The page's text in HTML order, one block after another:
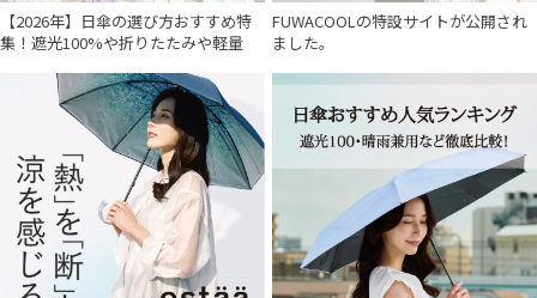
価格・割引率
在庫表示
【2026年】日傘の選び方おすすめ特
集！遮光100%や折りたたみや軽量
FUWACOOLの特設サイトが公開され
ました。